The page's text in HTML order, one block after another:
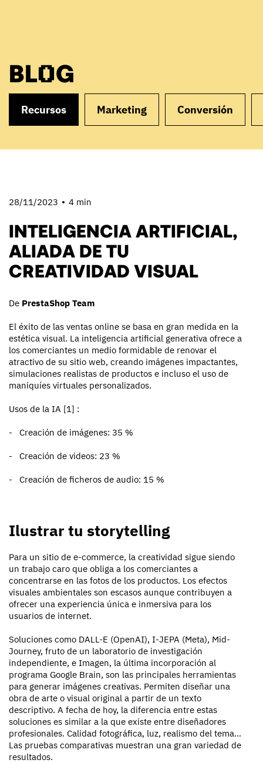
BLOG
Recursos Marketing Conversión
28/11/2023 4 min
INTELIGENCIA ARTIFICIAL,
ALIADA DE TU
CREATIVIDAD VISUAL
De PrestaShop Team
El éxito de las ventas online se basa en gran medida en la
estética visual. La inteligencia artificial generativa ofrece a
los comerciantes un medio formidable de renovar el
atractivo de su sitio web, creando imágenes impactantes,
simulaciones realistas de productos e incluso el uso de
maniquíes virtuales personalizados.
Usos de la IA [1] :
- Creación de imágenes: 35 %
- Creación de videos: 23 %
- Creación de ficheros de audio: 15 %
Ilustrar tu storytelling
Para un sitio de e-commerce, la creatividad sigue siendo
un trabajo caro que obliga a los comerciantes a
concentrarse en las fotos de los productos. Los efectos
visuales ambientales son escasos aunque contribuyen a
ofrecer una experiencia única e inmersiva para los
usuarios de internet.
Soluciones como DALL-E (OpenAI), I-JEPA (Meta), Mid-
Journey, fruto de un laboratorio de investigación
independiente, e Imagen, la última incorporación al
programa Google Brain, son las principales herramientas
para generar imágenes creativas. Permiten diseñar una
obra de arte o visual original a partir de un texto
descriptivo. A fecha de hoy, la diferencia entre estas
soluciones es similar a la que existe entre diseñadores
profesionales. Calidad fotográfica, luz, realismo del tema...
Las pruebas comparativas muestran una gran variedad de
resultados.